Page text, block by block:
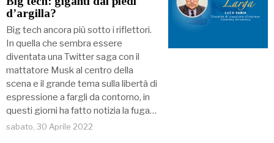
d’argilla?
Big tech ancora più sotto i riflettori.
In quella che sembra essere
diventata una Twitter saga con il
mattatore Musk al centro della
scena e il grande tema sulla libertà di
espressione a fargli da contorno, in
questi giorni ha fatto notizia la fuga…
sabato, 30 Aprile 2022